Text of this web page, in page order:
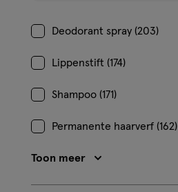
Deodorant spray (203)
Lippenstift (174)
Shampoo (171)
Permanente haarverf (162)
Toon meer